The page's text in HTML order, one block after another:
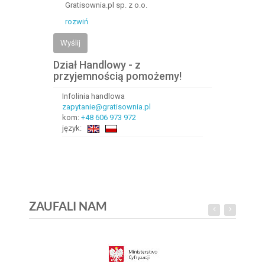
Gratisownia.pl sp. z o.o.
rozwiń
Wyślij
Dział Handlowy - z
przyjemnością pomożemy!
Infolinia handlowa
zapytanie@gratisownia.pl
kom: +48 606 973 972
język:
ZAUFALI NAM